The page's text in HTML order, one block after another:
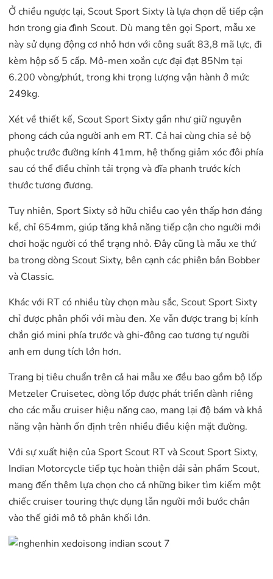
Ở chiều ngược lại, Scout Sport Sixty là lựa chọn dễ tiếp cận
hơn trong gia đình Scout. Dù mang tên gọi Sport, mẫu xe
này sử dụng động cơ nhỏ hơn với công suất 83,8 mã lực, đi
kèm hộp số 5 cấp. Mô-men xoắn cực đại đạt 85Nm tại
6.200 vòng/phút, trong khi trọng lượng vận hành ở mức
249kg.
Xét về thiết kế, Scout Sport Sixty gần như giữ nguyên
phong cách của người anh em RT. Cả hai cùng chia sẻ bộ
phuộc trước đường kính 41mm, hệ thống giảm xóc đôi phía
sau có thể điều chỉnh tải trọng và đĩa phanh trước kích
thước tương đương.
Tuy nhiên, Sport Sixty sở hữu chiều cao yên thấp hơn đáng
kể, chỉ 654mm, giúp tăng khả năng tiếp cận cho người mới
chơi hoặc người có thể trạng nhỏ. Đây cũng là mẫu xe thứ
ba trong dòng Scout Sixty, bên cạnh các phiên bản Bobber
và Classic.
Khác với RT có nhiều tùy chọn màu sắc, Scout Sport Sixty
chỉ được phân phối với màu đen. Xe vẫn được trang bị kính
chắn gió mini phía trước và ghi-đông cao tương tự người
anh em dung tích lớn hơn.
Trang bị tiêu chuẩn trên cả hai mẫu xe đều bao gồm bộ lốp
Metzeler Cruisetec, dòng lốp được phát triển dành riêng
cho các mẫu cruiser hiệu năng cao, mang lại độ bám và khả
năng vận hành ổn định trên nhiều điều kiện mặt đường.
Với sự xuất hiện của Sport Scout RT và Scout Sport Sixty,
Indian Motorcycle tiếp tục hoàn thiện dải sản phẩm Scout,
mang đến thêm lựa chọn cho cả những biker tìm kiếm một
chiếc cruiser touring thực dụng lẫn người mới bước chân
vào thế giới mô tô phân khối lớn.